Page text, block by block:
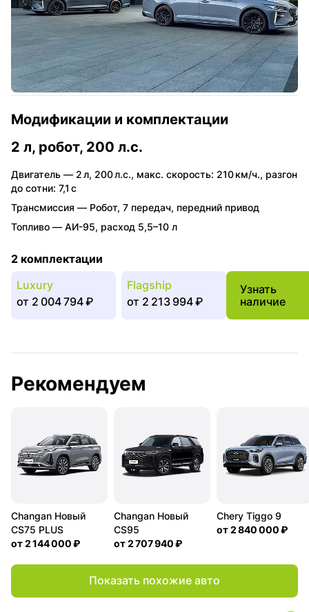
Модификации и комплектации
2 л, робот, 200 л.с.
Двигатель — 2 л, 200 л.с., макс. скорость: 210 км/ч., разгон
до сотни: 7,1 с
Трансмиссия — Робот, 7 передач, передний привод
Топливо — АИ-95, расход 5,5–10 л
2 комплектации
Luxury
от 2 004 794 ₽
Flagship
от 2 213 994 ₽
Узнать
наличие
Рекомендуем
Changan Новый
CS75 PLUS
от2 144 000 ₽
Changan Новый
CS95
от2 707 940 ₽
Chery Tiggo 9
от2 840 000 ₽
Показать похожие авто